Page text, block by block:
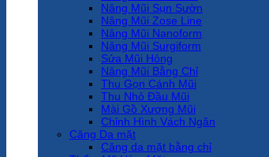
Nâng Mũi Sụn Sườn
Nâng Mũi Zose Line
Nâng Mũi Nanoform
Nâng Mũi Surgiform
Sửa Mũi Hỏng
Nâng Mũi Bằng Chỉ
Thu Gọn Cánh Mũi
Thu Nhỏ Đầu Mũi
Mài Gồ Xương Mũi
Chỉnh Hình Vách Ngăn
Căng Da mặt
Căng da mặt bằng chỉ